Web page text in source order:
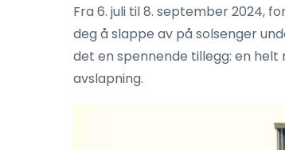
Fra 6. juli til 8. september 2024,
deg å slappe av på solsenger
det en spennende tillegg: en
avslapning.